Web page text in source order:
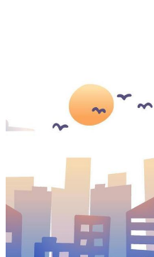
Motion graphics
Images Éditoriales
Événements Éditoriaux